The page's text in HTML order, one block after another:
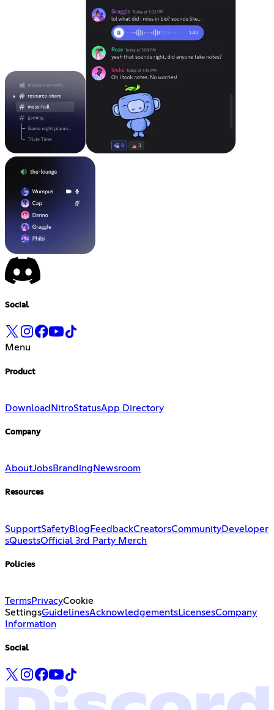
Social
Menu
Product
Download NitroStatusApp Directory
Company
AboutJobsBranding Newsroom
Resources
SupportSafetyBlogFeedbackCreatorsCommunityDeveloper
sQuestsOfficial 3rd Party Merch
Policies
TermsPrivacyCookie
SettingsGuidelinesAcknowledgementsLicensesCompany
Information
Social